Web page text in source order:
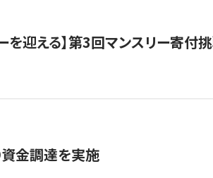
迎える】​​第3回マンスリー寄付
資金調達を実施